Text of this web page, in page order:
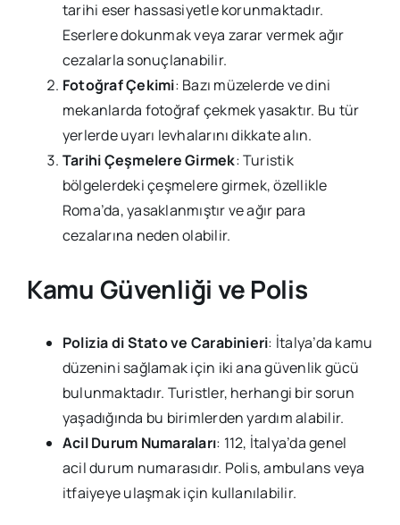
tarihi eser hassasiyetle korunmaktadır.
Eserlere dokunmak veya zarar vermek ağır
cezalarla sonuçlanabilir.
Fotoğraf Çekimi: Bazı müzelerde ve dini
mekanlarda fotoğraf çekmek yasaktır. Bu tür
yerlerde uyarı levhalarını dikkate alın.
Tarihi Çeşmelere Girmek: Turistik
bölgelerdeki çeşmelere girmek, özellikle
Roma’da, yasaklanmıştır ve ağır para
cezalarına neden olabilir.
Kamu Güvenliği ve Polis
Polizia di Stato ve Carabinieri: İtalya’da kamu
düzenini sağlamak için iki ana güvenlik gücü
bulunmaktadır. Turistler, herhangi bir sorun
yaşadığında bu birimlerden yardım alabilir.
Acil Durum Numaraları: 112, İtalya’da genel
acil durum numarasıdır. Polis, ambulans veya
itfaiyeye ulaşmak için kullanılabilir.